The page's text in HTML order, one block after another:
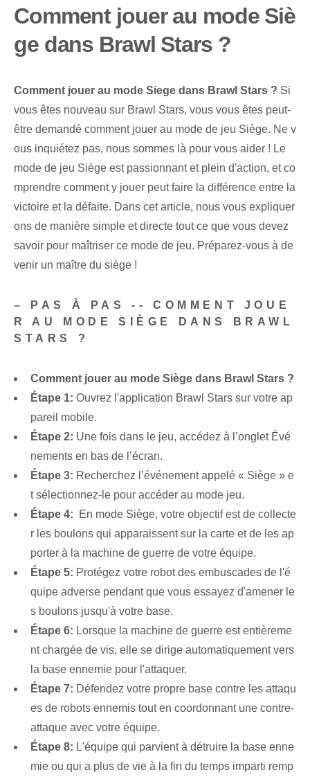
Comment jouer au mode Siè
ge dans Brawl Stars ?
Comment jouer au mode ⁤Siege dans Brawl Stars ? Si
vous êtes nouveau sur Brawl Stars, vous vous êtes peut-
être demandé comment jouer au mode de jeu Siège. Ne v
ous inquiétez pas, nous sommes là pour vous aider ! Le
mode de jeu Siège est passionnant et plein d'action, et co
mprendre comment y jouer peut faire la différence entre la
victoire et la défaite. Dans cet article, nous vous expliquer
ons de manière simple et directe tout ce que vous devez
savoir pour maîtriser ce mode de jeu. Préparez-vous à de
venir⁢ un ‌maître du siège !
– PAS À PAS -- COMMENT JOUE
R AU MODE SIÈGE DANS BRAWL
STARS ?
Comment jouer au mode Siège dans Brawl Stars ?
Étape 1: Ouvrez l'application Brawl Stars sur votre ap
pareil mobile.
Étape 2: Une fois dans le jeu, accédez à l’onglet Évé
nements en bas de l’écran.
Étape 3: Recherchez l’événement appelé « Siège » e
t sélectionnez-le pour accéder au mode jeu.
Étape 4: ​ En mode Siège, votre objectif est de collecte
r les boulons qui apparaissent sur la carte et de les ap
porter à la machine de guerre de votre équipe.
Étape 5: Protégez votre robot des embuscades de l'é
quipe adverse pendant que vous essayez d'amener le
s boulons jusqu'à votre base.
Étape 6: ⁢Lorsque la machine de guerre est entièreme
nt chargée de vis, elle se dirige automatiquement vers
la base ennemie pour l'attaquer.
Étape 7: Défendez votre propre base contre les attaqu
es de robots ennemis tout en coordonnant une contre-
attaque avec votre équipe.
Étape 8: ‌L'équipe qui parvient à détruire la base enne
mie ou qui a plus de vie à la fin du temps imparti remp